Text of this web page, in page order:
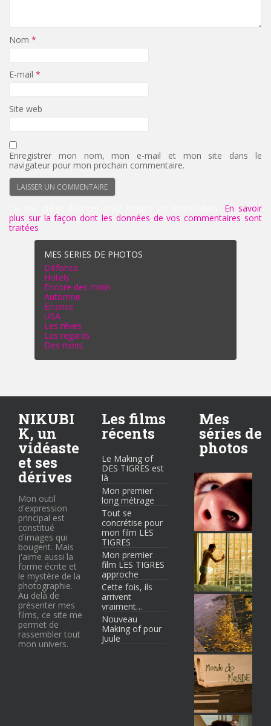
Nom *
E-mail *
Site web
Enregistrer mon nom, mon e-mail et mon site dans le
navigateur pour mon prochain commentaire.
En savoir
plus sur la façon dont les données de vos commentaires sont
traitées
MES SERIES DE PHOTOS
Défonce
Hotels
Encore des minis
Automne
Errance
USA
Les rêves
Les regards
Des minis
NIKUBI
K, un
vidéaste
et ses
dérives
Mon outil
d'expression
principal est
constitué
d'images qui
bougent. Mais
j'aime aussi la
forme écrite et
le mystère de la
photographie.
Au delà de
présenter mes
films, ce site me
permet de
rassembler tout
mon univers.
Les films
récents
Le Making of
DES TIGRES est
là
Mon premier
long métrage
Tout se
concrétise pour
mon film LES
TIGRES
Mon premier
film LES TIGRES
approche
Cette fois, ils
arrivent
vraiment…
Nouveau
Making of pour
Juule
Mes
séries de
photos